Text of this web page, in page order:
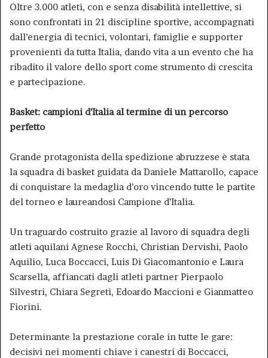
Oltre 3.000 atleti, con e senza disabilità intellettive, si
sono confrontati in 21 discipline sportive, accompagnati
dall’energia di tecnici, volontari, famiglie e supporter
provenienti da tutta Italia, dando vita a un evento che ha
ribadito il valore dello sport come strumento di crescita
e partecipazione.
Basket: campioni d’Italia al termine di un percorso
perfetto
Grande protagonista della spedizione abruzzese è stata
la squadra di basket guidata da Daniele Mattarollo, capace
di conquistare la medaglia d’oro vincendo tutte le partite
del torneo e laureandosi Campione d’Italia.
Un traguardo costruito grazie al lavoro di squadra degli
atleti aquilani Agnese Rocchi, Christian Dervishi, Paolo
Aquilio, Luca Boccacci, Luis Di Giacomantonio e Laura
Scarsella, affiancati dagli atleti partner Pierpaolo
Silvestri, Chiara Segreti, Edoardo Maccioni e Gianmatteo
Fiorini.
Determinante la prestazione corale in tutte le gare:
decisivi nei momenti chiave i canestri di Boccacci,